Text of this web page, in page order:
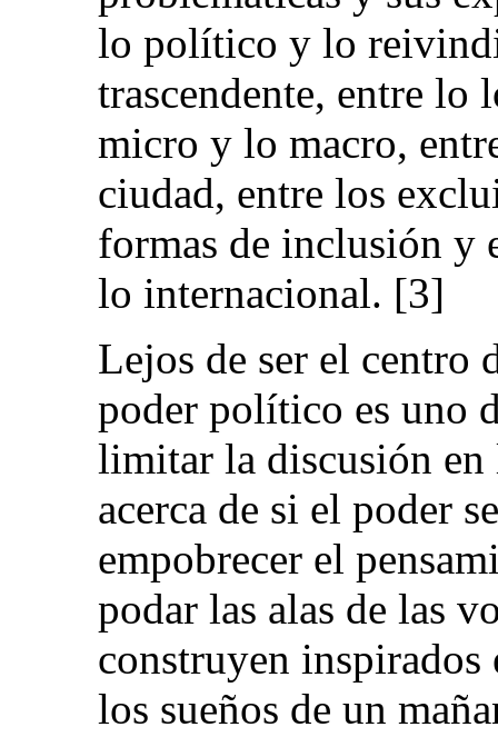
lo político y lo
trascendente, entre
micro y lo macro,
ciudad, entre los
formas de inclusión y
lo internacional. [3]
Lejos de ser el centro
poder político es uno
limitar la discusión
acerca de si el poder
empobrecer el
podar las alas de las
construyen
los sueños de un